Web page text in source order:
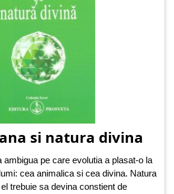
si natura divina
ambigua pe care evolutia a plasat-o la
cea animalica si cea divina. Natura
trebuie sa devina constient de